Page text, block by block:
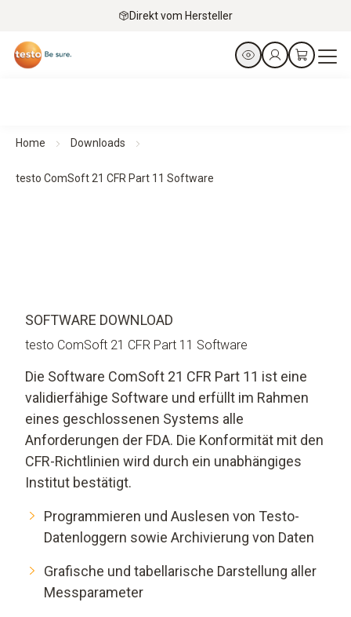
Direkt vom Hersteller
Home Downloads
testo ComSoft 21 CFR Part 11 Software
SOFTWARE DOWNLOAD
testo ComSoft 21 CFR Part 11 Software
Die Software ComSoft 21 CFR Part 11 ist eine
validierfähige Software und erfüllt im Rahmen
eines geschlossenen Systems alle
Anforderungen der FDA. Die Konformität mit den
CFR-Richtlinien wird durch ein unabhängiges
Institut bestätigt.
Programmieren und Auslesen von Testo-
Datenloggern sowie Archivierung von Daten
Grafische und tabellarische Darstellung aller
Messparameter